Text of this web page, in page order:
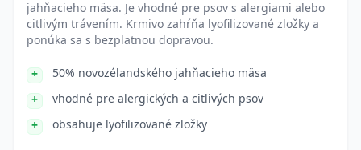
jahňacieho mäsa. Je vhodné pre psov s alergiami alebo
citlivým trávením. Krmivo zahŕňa lyofilizované zložky a
ponúka sa s bezplatnou dopravou.
50% novozélandského jahňacieho mäsa
vhodné pre alergických a citlivých psov
obsahuje lyofilizované zložky